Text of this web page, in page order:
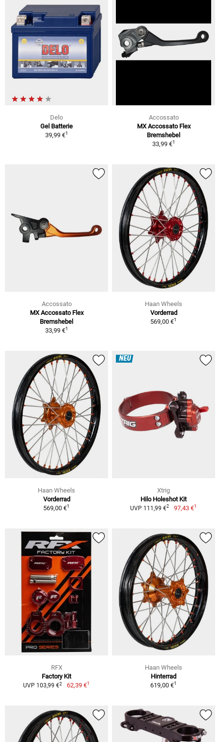
Delo
Gel Batterie
39,99 €1
Accossato
MX Accossato Flex
Bremshebel
33,99 €1
Accossato
MX Accossato Flex
Bremshebel
33,99 €1
Haan Wheels
Vorderrad
569,00 €1
Haan Wheels
Vorderrad
569,00 €1
NEU
Xtrig
Hilo Holeshot Kit
UVP 111,99 €2 97,43 €1
RFX
Factory Kit
UVP 103,99 €2 62,39 €1
Haan Wheels
Hinterrad
619,00 €1